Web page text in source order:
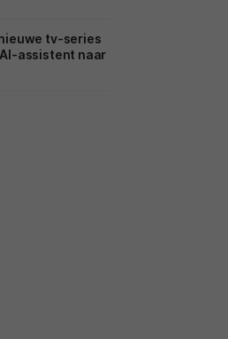
tv-series
assistent naar